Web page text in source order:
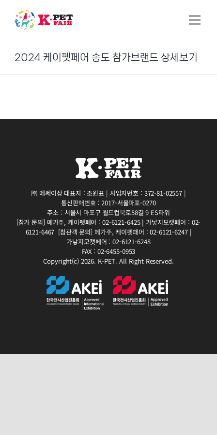
content
2024 케이펫페어 송도 참가브랜드 상세보기
㈜ 메쎄이상 대표자 : 조원표 | 사업자번호 : 372-81-02557 |
통신판매번호 : 2017-서울마포-0270
주소 : 서울시 마포구 월드컵북로58길 9 ES타워
[참가 문의] 메가주, 케이펫페어 : 02-6121-6425 | 가낳지모캣페어 : 02-
6121-6467 [참관객 문의] 메가주, 케이펫페어 : 02-6121-6247 |
가낳지모캣페어 : 02-6121-6248
FAX : 02-6455-0953
Copyright(c) 2026. K-PET. All Right Reserved.